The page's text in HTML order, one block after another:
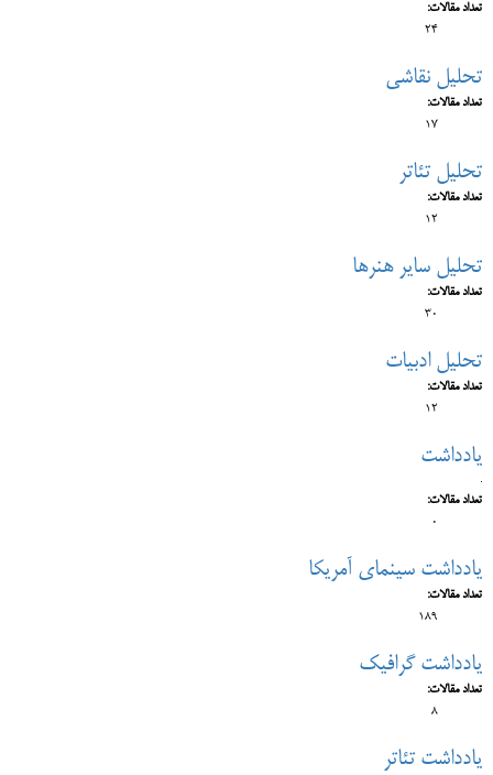
تعداد مقالات:
24
تحلیل نقاشی
تعداد مقالات:
17
تحلیل تئاتر
تعداد مقالات:
12
تحلیل سایر هنرها
تعداد مقالات:
30
تحلیل ادبیات
تعداد مقالات:
12
یادداشت
.
تعداد مقالات:
0
یادداشت سینمای آمریکا
تعداد مقالات:
189
یادداشت گرافیک
تعداد مقالات:
8
یادداشت تئاتر